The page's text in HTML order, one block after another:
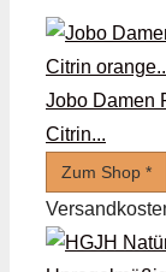
Jobo Damen
Citrin...
Zum Shop *